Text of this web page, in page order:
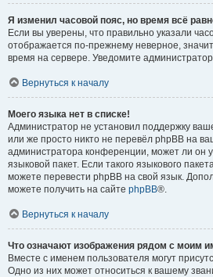
Я изменил часовой пояс, но время всё
Если вы уверены, что правильно указали
отображается по-прежнему неверное,
время на сервере. Уведомите
Вернуться к началу
Моего языка нет в списке!
Администратор не установил поддержку
или же просто никто не перевёл phpBB на
администратора конференции, может ли он
языковой пакет. Если такого языкового
можете перевести phpBB на свой язык.
можете получить на сайте phpBB®.
Вернуться к началу
Что означают изображения рядом с моим
Вместе с именем пользователя могут
Одно из них может относиться к вашему